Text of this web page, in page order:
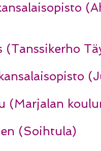
(Tanssikerho
(Marjalan
(Soihtula)